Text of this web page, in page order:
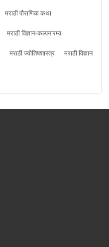
मराठी पौराणिक कथा
मराठी विज्ञान-कल्पनारम्य
मराठी ज्योतिषशास्त्र
मराठी विज्ञान